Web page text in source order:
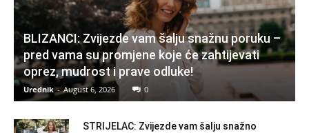
BLIZANCI: Zvijezde vam šalju snažnu poruku –
pred vama su promjene koje će zahtijevati
oprez, mudrost i prave odluke!
Urednik - August 6, 2026 0
STRIJELAC: Zvijezde vam šalju snažno